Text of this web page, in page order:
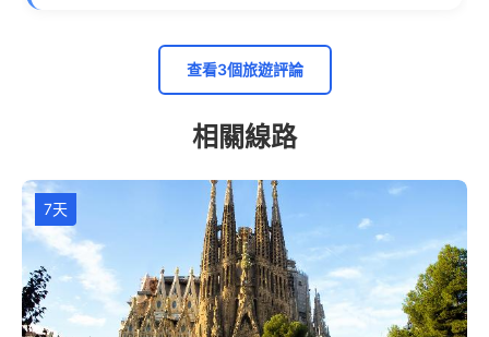
查看3個旅遊評論
相關線路
7天